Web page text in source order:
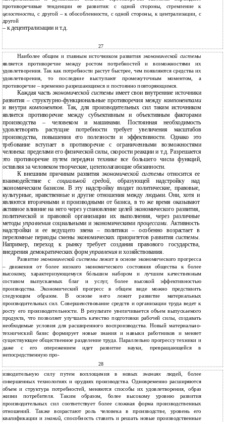
противоречивые тенденции ее развития: с одной стороны, стремление к
целостности, с другой – к обособленности, с одной стороны, к централизации, с
другой
– к децентрализации и т.д.
27
Наиболее общим и главным источником развитияэкономической системы
является противоречие между ростом потребностей и возможностями их
удовлетворения. Так как потребности растут быстрее, чем появляются средства их
удовлетворения, то последние выступают промежуточным моментом, а
противоречие – временно разрешающимся и постоянно повторяющимся.
Каждая частьэкономической системы имеет свои внутренние источники
развития – структурно-функциональные противоречия между компонентами
и внутри компонентов. Так, для производительных сил таким источником
является противоречие между субъективным и объективным факторами
производства – человеком и машинами. Постоянная необходимость
удовлетворять растущие потребности требует увеличения масштабов
производства, повышения его полезности и эффективности. Однако это
требование вступает в противоречие с ограниченными возможностями
человека: пределами его физической силы, скорости реакции и т.д. Разрешается
это противоречие путем передачи технике все большего числа функций,
оставляя за человеком творческие, целеполагающие обязанности.
К внешним причинам развитияэкономической системы относится ее
взаимодействие с социальной средой, образующей надстройку над
экономическим базисом. В эту надстройку входят политические, правовые,
культурные, нравственные и другие отношения между людьми. Они, хотя и
являются вторичными и производными от базиса, в то же время оказывают
активное влияние на него через установление целей экономического развития,
политической и правовой организации их выполнения, через различные
методыуправлениясоциальными и экономическими процессами. Активность
надстройки и ее ведущего звена – политики – особенно возрастает в
переломные периоды смены экономических приоритетов развитиясистемы.
Например, переход к рынку требует создания правового государства,
внедрения демократических формуправленияи хозяйствования.
Развитиеэкономической системы лежит в основе экономического прогресса
– движения от более низкого экономического состояния общества к более
высокому, характеризующемуся бóльшим набором и лучшим качественным
составом выпускаемых благ и услуг, более высокой эффективностью
производства. Экономический прогресс в общем виде можно представить
следующим образом. В основе него лежит развитие материальных
производительных сил. Совершенствование средств и организации труда ведет к
росту его производительности. В результате увеличивается объем выпускаемого
продукта, что позволяет улучшать качество подготовки рабочей силы, создавать
необходимые условия для расширенного воспроизводства. Новый материально-
технический базис формирует новые знания и навыки работников и меняет
существующее общественное разделение труда. Параллельно прогрессу техники и
даже с его опережением идет развитие науки, превращающейся в
непосредственную про-
28
изводительную силу путем воплощения в новыхзнаниях людей, более
совершенных технологиях и орудиях производства. Одновременно расширяются
объем и структура потребностей, меняются способы их удовлетворения, образ
жизни потребителя. Таким образом, более высокому уровню развития
производительных сил соответствует более сложная форма производственных
отношений. Также возрастают роль человека в производстве, уровень его
квалификации изнаний, способность ставить и решать новые производственные